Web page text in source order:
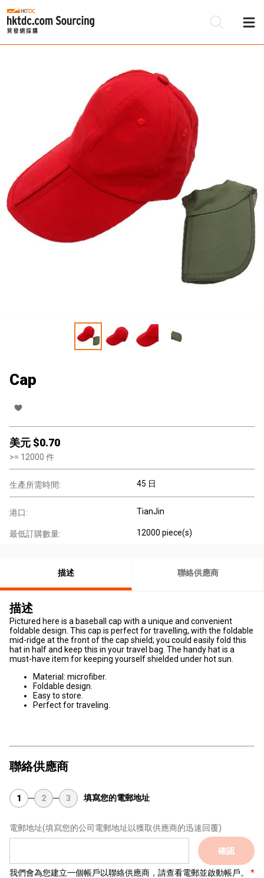
Cap
美元 $0.70
>= 12000 件
生產所需時間: 45 日
港口: TianJin
最低訂購數量: 12000 piece(s)
描述 聯絡供應商
描述
Pictured here is a baseball cap with a unique and convenient
foldable design. This cap is perfect for travelling, with the foldable
mid-ridge at the front of the cap shield; you could easily fold this
hat in half and keep this in your travel bag. The handy hat is a
must-have item for keeping yourself shielded under hot sun.
Material: microfiber.
Foldable design.
Easy to store.
Perfect for traveling.
聯絡供應商
1 2 3 填寫您的電郵地址
電郵地址(填寫您的公司電郵地址以獲取供應商的迅速回覆)
確認
我們會為您建立一個帳戶以聯絡供應商，請查看電郵並啟動帳戶。